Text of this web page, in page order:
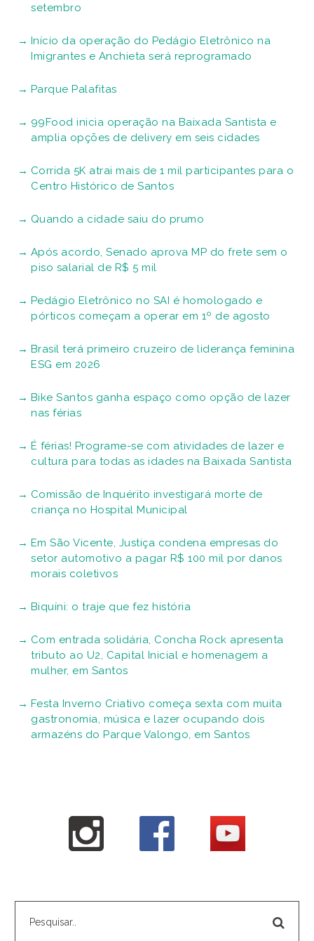
setembro
Início da operação do Pedágio Eletrônico na
Imigrantes e Anchieta será reprogramado
Parque Palafitas
99Food inicia operação na Baixada Santista e
amplia opções de delivery em seis cidades
Corrida 5K atrai mais de 1 mil participantes para o
Centro Histórico de Santos
Quando a cidade saiu do prumo
Após acordo, Senado aprova MP do frete sem o
piso salarial de R$ 5 mil
Pedágio Eletrônico no SAI é homologado e
pórticos começam a operar em 1º de agosto
Brasil terá primeiro cruzeiro de liderança feminina
ESG em 2026
Bike Santos ganha espaço como opção de lazer
nas férias
É férias! Programe-se com atividades de lazer e
cultura para todas as idades na Baixada Santista
Comissão de Inquérito investigará morte de
criança no Hospital Municipal
Em São Vicente, Justiça condena empresas do
setor automotivo a pagar R$ 100 mil por danos
morais coletivos
Biquíni: o traje que fez história
Com entrada solidária, Concha Rock apresenta
tributo ao U2, Capital Inicial e homenagem a
mulher, em Santos
Festa Inverno Criativo começa sexta com muita
gastronomia, música e lazer ocupando dois
armazéns do Parque Valongo, em Santos